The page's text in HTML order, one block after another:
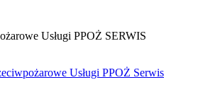
Usługi PPOŻ SERWIS
Usługi PPOŻ Serwis